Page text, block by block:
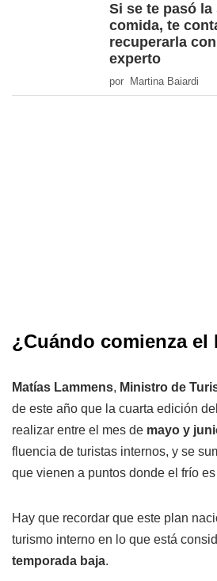
Si se te pasó
comida, te
recuperarla
experto
por Martina Baiardi
¿Cuándo comienza el
Matías Lammens, Ministro de
de este año que la cuarta edición
realizar entre el mes de mayo y
fluencia de turistas internos, y se
que vienen a puntos donde el frío
Hay que recordar que este plan
turismo interno en lo que está
temporada baja.